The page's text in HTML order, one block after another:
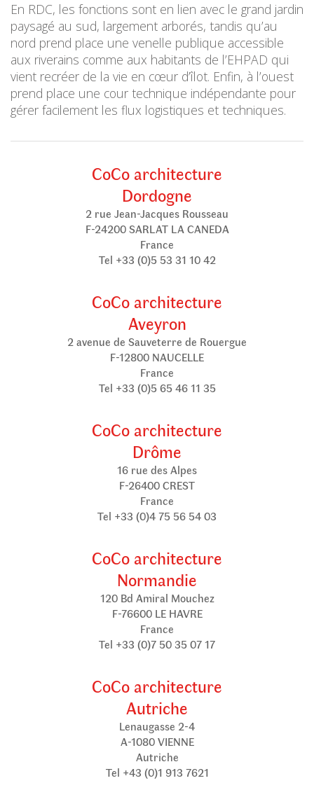
En RDC, les fonctions sont en lien avec le grand jardin
paysagé au sud, largement arborés, tandis qu’au
nord prend place une venelle publique accessible
aux riverains comme aux habitants de l’EHPAD qui
vient recréer de la vie en cœur d’îlot. Enfin, à l’ouest
prend place une cour technique indépendante pour
gérer facilement les flux logistiques et techniques.
CoCo architecture
Dordogne
2 rue Jean-Jacques Rousseau
F-24200 SARLAT LA CANEDA
France
Tel +33 (0)5 53 31 10 42
CoCo architecture
Aveyron
2 avenue de Sauveterre de Rouergue
F-12800 NAUCELLE
France
Tel +33 (0)5 65 46 11 35
CoCo architecture
Drôme
16 rue des Alpes
F-26400 CREST
France
Tel +33 (0)4 75 56 54 03
CoCo architecture
Normandie
120 Bd Amiral Mouchez
F-76600 LE HAVRE
France
Tel +33 (0)7 50 35 07 17
CoCo architecture
Autriche
Lenaugasse 2-4
A-1080 VIENNE
Autriche
Tel +43 (0)1 913 7621